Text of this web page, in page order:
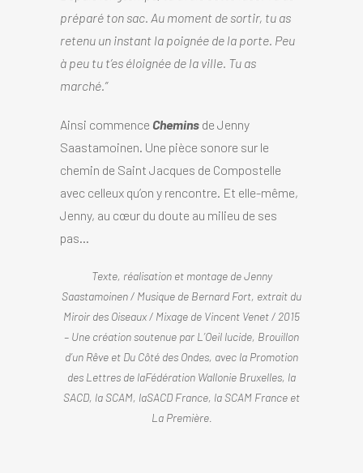
préparé ton sac. Au moment de sortir, tu as
retenu un instant la poignée de la porte. Peu
à peu tu t’es éloignée de la ville. Tu as
marché.”
Ainsi commence Chemins de Jenny
Saastamoinen. Une pièce sonore sur le
chemin de Saint Jacques de Compostelle
avec celleux qu’on y rencontre. Et elle-même,
Jenny, au cœur du doute au milieu de ses
pas…
Texte, réalisation et montage de Jenny
Saastamoinen / Musique de Bernard Fort, extrait du
Miroir des Oiseaux / Mixage de Vincent Venet / 2015
– Une création soutenue par L’Oeil lucide, Brouillon
d’un Rêve et Du Côté des Ondes, avec la Promotion
des Lettres de laFédération Wallonie Bruxelles, la
SACD, la SCAM, laSACD France, la SCAM France et
La Première.